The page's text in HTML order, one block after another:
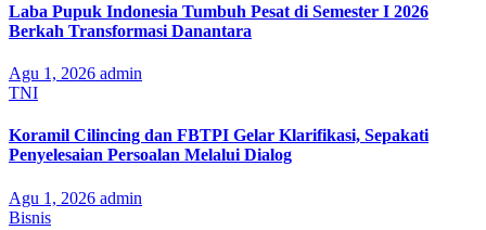
Laba Pupuk Indonesia Tumbuh Pesat di Semester I 2026
Berkah Transformasi Danantara
Agu 1, 2026 admin
TNI
Koramil Cilincing dan FBTPI Gelar Klarifikasi, Sepakati
Penyelesaian Persoalan Melalui Dialog
Agu 1, 2026 admin
Bisnis